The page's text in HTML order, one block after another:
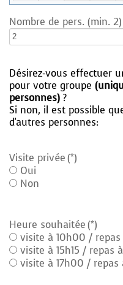
Nombre de pers. (min. 2)
Désirez-vous effectuer
pour votre groupe
personnes) ?
Si non, il est possible
d'autres personnes:
Visite privée(*)
Oui
Non
Heure souhaitée(*)
visite à 10h00 / repas
visite à 15h15 / repas
visite à 17h00 / repas